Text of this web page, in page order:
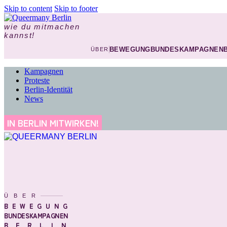
Skip to content Skip to footer
wie du mitmachen
kannst!
ÜBER BEWEGUNG BUNDESKAMPAGNEN
Kampagnen
Proteste
Berlin-Identität
News
IN BERLIN MITWIRKEN!
ÜBER
BEWEGUNG
BUNDESKAMPAGNEN